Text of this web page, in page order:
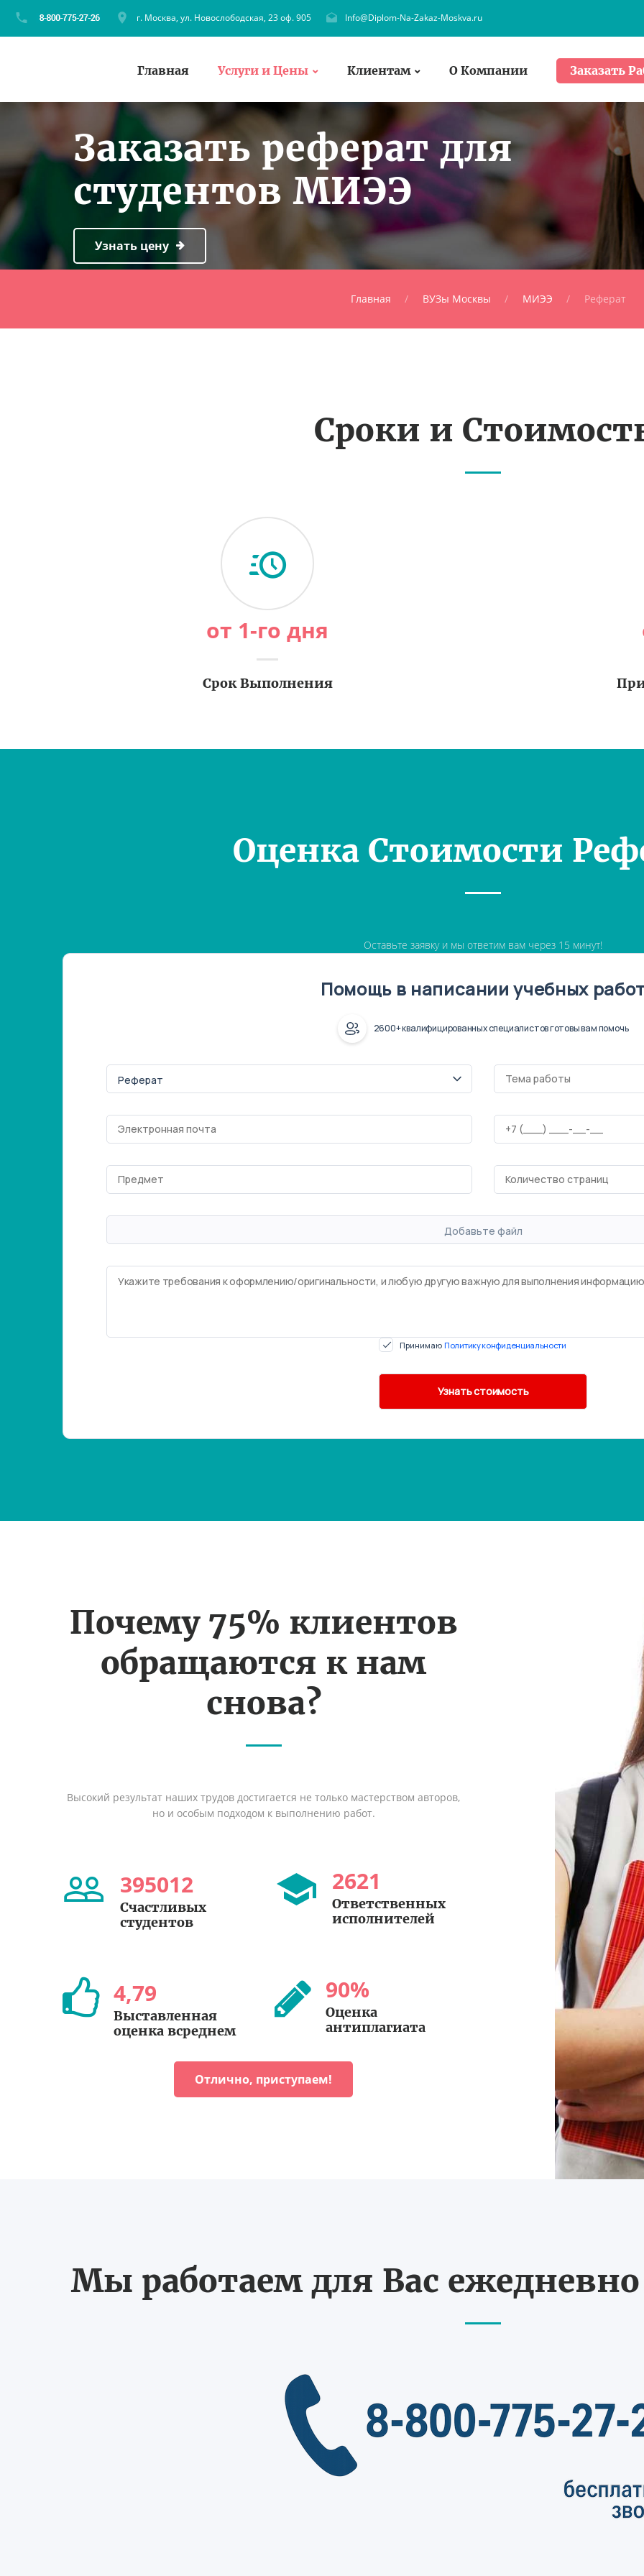
г. Москва, ул. Новослободская, 23 оф. 905 Info@Diplom-Na-Zakaz-Moskva.ru
Главная Услуги и Цены Клиентам О Компании Заказать
Заказать реферат для
студентов МИЭЭ
Узнать цену
Главная ВУЗы Москвы МИЭЭ Реферат
Сроки и
от 1-го дня
Срок Выполнения
Оценка Стоимости
Оставьте заявку и мы ответим вам через 15 минут!
Помощь в написании учебных
2600+ квалифицированных специалистов готовы вам помочь
Добавьте файл
Принимаю Политику конфиденциальности
Почему 75% клиентов
обращаются к нам
снова?
Высокий результат наших трудов достигается не только мастерством авторов,
но и особым подходом к выполнению работ.
395012
Счастливых
студентов
2621
Ответственных
исполнителей
4,79
Выставленная
оценка всреднем
90%
Оценка
антиплагиата
Отлично, приступаем!
Мы работаем для Вас ежедневно